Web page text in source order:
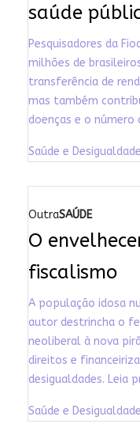
saúde
Pesquisadores da
milhões de
transferência de
mas também
doenças e o
Saúde e Desigualdade
OutraSAÚDE
O
fiscalismo
A população idosa
autor destrincha o
neoliberal à nova
direitos e
desigualdades. Leia
Saúde e Desigualdade